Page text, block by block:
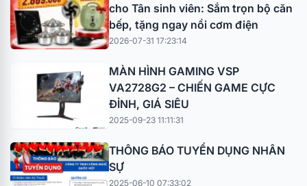
cho Tân sinh viên: Sắm trọn bộ căn
bếp, tặng ngay nồi cơm điện
2026-07-31 17:23:14
MÀN HÌNH GAMING VSP
VA2728G2 – CHIẾN GAME CỰC
ĐỈNH, GIÁ SIÊU
2025-09-23 11:11:31
THÔNG BÁO TUYỂN DỤNG NHÂN
SỰ
2025-06-10 07:33:02